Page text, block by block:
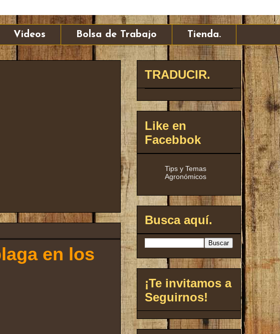
Videos Bolsa de Trabajo Tienda.
en los
TRADUCIR.
Like en
Facebbok
Tips y Temas
Agronómicos
Busca aquí.
¡Te invitamos a
Seguirnos!